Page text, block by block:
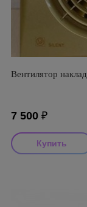
Вентилятор
7 500 ₽